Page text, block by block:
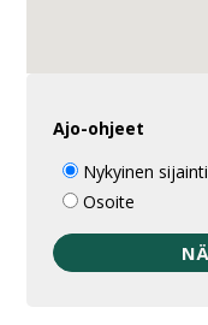
Ajo-ohjeet
Nykyinen sijainti
Osoite